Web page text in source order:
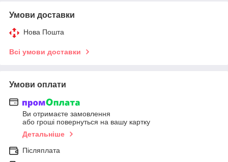
Умови доставки
Нова Пошта
Всі умови доставки
Умови оплати
Ви отримаєте замовлення
або гроші повернуться на вашу картку
Детальніше
Післяплата